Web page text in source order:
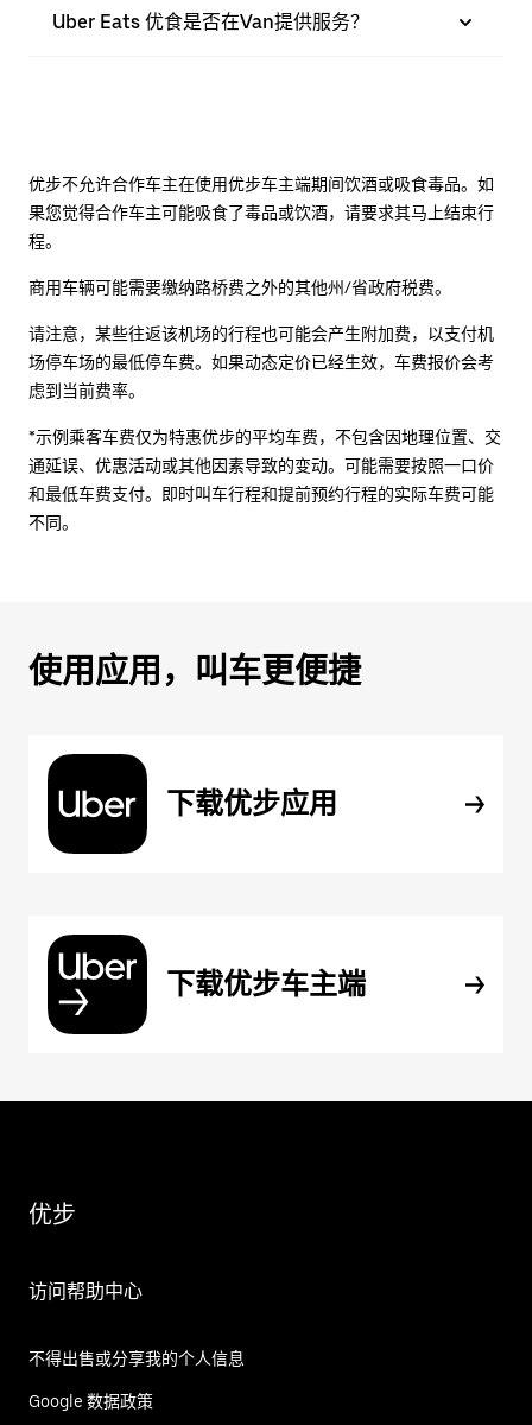
Uber Eats 优食是否在Van提供服务？
优步不允许合作车主在使用优步车主端期间饮酒或吸食毒品。如
果您觉得合作车主可能吸食了毒品或饮酒，请要求其马上结束行
程。
商用车辆可能需要缴纳路桥费之外的其他州/省政府税费。
请注意，某些往返该机场的行程也可能会产生附加费，以支付机
场停车场的最低停车费。如果动态定价已经生效，车费报价会考
虑到当前费率。
*示例乘客车费仅为特惠优步的平均车费，不包含因地理位置、交
通延误、优惠活动或其他因素导致的变动。可能需要按照一口价
和最低车费支付。即时叫车行程和提前预约行程的实际车费可能
不同。
使用应用，叫车更便捷
下载优步应用
下载优步车主端
优步
访问帮助中心
不得出售或分享我的个人信息
Google 数据政策